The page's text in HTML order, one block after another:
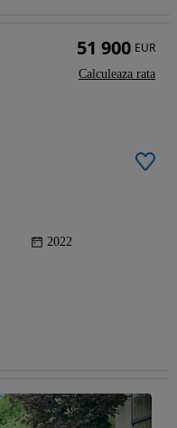
2022
51 900 EUR
Calculeaza rata